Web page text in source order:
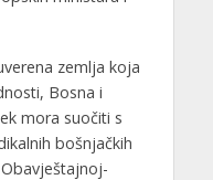
zemlja koja
Bosna i
mora suočiti s
bošnjačkih